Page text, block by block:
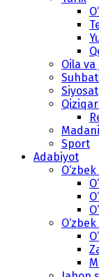
Oila
Siyosat
Sport
Adabiyot